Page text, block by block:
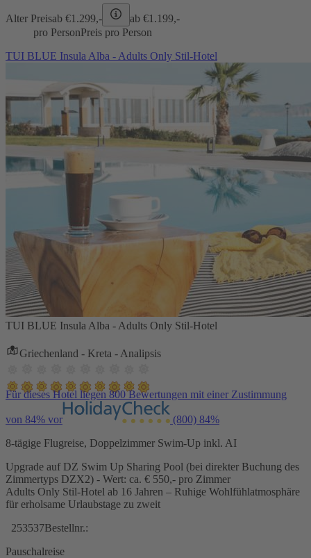
Alter Preisab €1.299,- ab €1.199,-
pro PersonPreis pro Person
TUI BLUE Insula Alba - Adults Only Stil-Hotel
TUI BLUE Insula Alba - Adults Only Stil-Hotel
Griechenland - Kreta - Analipsis
Für dieses Hotel liegen 800 Bewertungen mit einer Zustimmung
von 84% vor (800) 84%
8-tägige Flugreise, Doppelzimmer Swim-Up inkl. AI
Upgrade auf DZ Swim Up Sharing Pool (bei direkter Buchung des
Zimmertyps DZX2) - Wert: ca. € 550,- pro Zimmer
Adults Only Stil-Hotel ab 16 Jahren – Ruhige Wohlfühlatmosphäre
für erholsame Urlaubstage zu zweit
253537Bestellnr.:
Pauschalreise